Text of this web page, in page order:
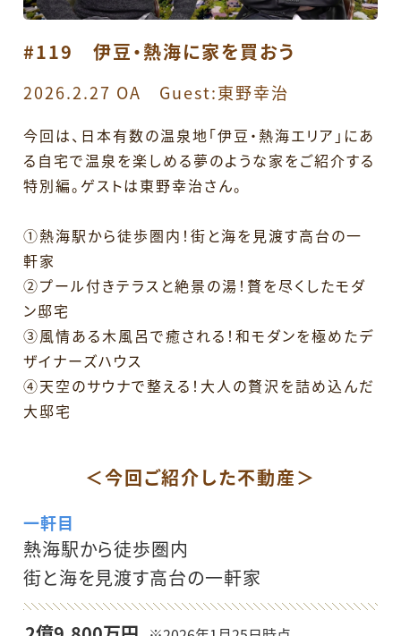
#119 伊豆・熱海に家を買おう
2026.2.27 OA Guest:東野幸治
今回は、日本有数の温泉地「伊豆・熱海エリア」にあ
る自宅で温泉を楽しめる夢のような家をご紹介する
特別編。ゲストは東野幸治さん。
①熱海駅から徒歩圏内！街と海を見渡す高台の一
軒家
②プール付きテラスと絶景の湯！贅を尽くしたモダ
ン邸宅
③風情ある木風呂で癒される！和モダンを極めたデ
ザイナーズハウス
④天空のサウナで整える！大人の贅沢を詰め込んだ
大邸宅
＜今回ご紹介した不動産＞
一軒目
熱海駅から徒歩圏内
街と海を見渡す高台の一軒家